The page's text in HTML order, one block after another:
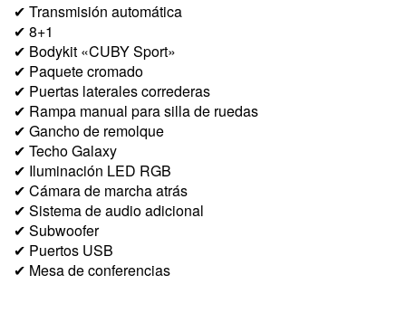
✔ Transmisión automática
✔ 8+1
✔ Bodykit «CUBY Sport»
✔ Paquete cromado
✔ Puertas laterales correderas
✔ Rampa manual para silla de ruedas
✔ Gancho de remolque
✔ Techo Galaxy
✔ Iluminación LED RGB
✔ Cámara de marcha atrás
✔ Sistema de audio adicional
✔ Subwoofer
✔ Puertos USB
✔ Mesa de conferencias